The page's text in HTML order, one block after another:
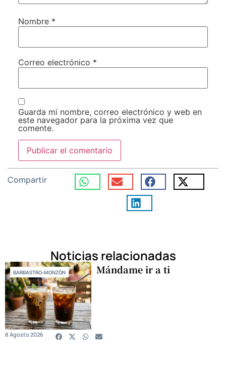
Nombre *
Correo electrónico *
Guarda mi nombre, correo electrónico y web en
este navegador para la próxima vez que
comente.
Compartir
Noticias relacionadas
BARBASTRO-MONZÓN Mándame ir a ti
8 Agosto 2026